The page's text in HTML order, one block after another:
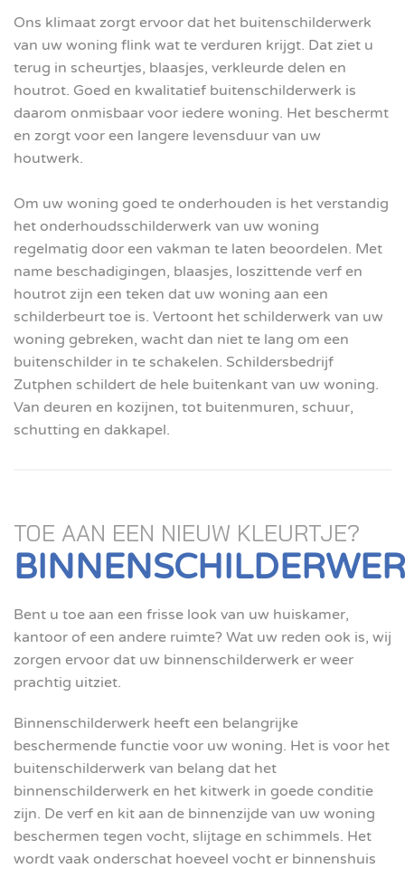
Ons klimaat zorgt ervoor dat het buitenschilderwerk
van uw woning flink wat te verduren krijgt. Dat ziet u
terug in scheurtjes, blaasjes, verkleurde delen en
houtrot. Goed en kwalitatief buitenschilderwerk is
daarom onmisbaar voor iedere woning. Het beschermt
en zorgt voor een langere levensduur van uw
houtwerk.
Om uw woning goed te onderhouden is het verstandig
het onderhoudsschilderwerk van uw woning
regelmatig door een vakman te laten beoordelen. Met
name beschadigingen, blaasjes, loszittende verf en
houtrot zijn een teken dat uw woning aan een
schilderbeurt toe is. Vertoont het schilderwerk van uw
woning gebreken, wacht dan niet te lang om een
buitenschilder in te schakelen. Schildersbedrijf
Zutphen schildert de hele buitenkant van uw woning.
Van deuren en kozijnen, tot buitenmuren, schuur,
schutting en dakkapel.
TOE AAN EEN NIEUW KLEURTJE?
Bent u toe aan een frisse look van uw huiskamer,
kantoor of een andere ruimte? Wat uw reden ook is, wij
zorgen ervoor dat uw binnenschilderwerk er weer
prachtig uitziet.
Binnenschilderwerk heeft een belangrijke
beschermende functie voor uw woning. Het is voor het
buitenschilderwerk van belang dat het
binnenschilderwerk en het kitwerk in goede conditie
zijn. De verf en kit aan de binnenzijde van uw woning
beschermen tegen vocht, slijtage en schimmels. Het
wordt vaak onderschat hoeveel vocht er binnenshuis